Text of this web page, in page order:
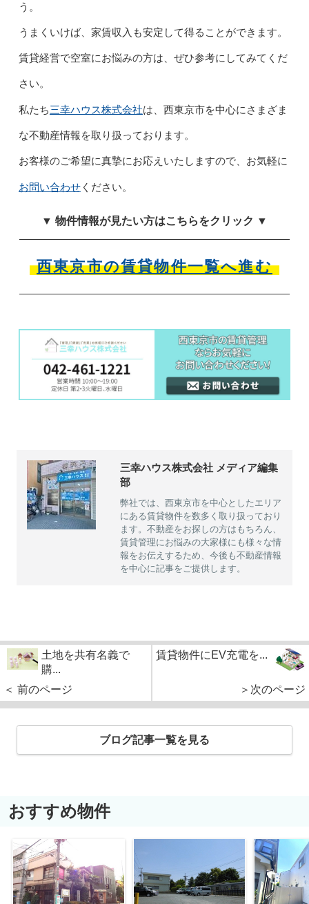
う。
うまくいけば、家賃収入も安定して得ることができます。
賃貸経営で空室にお悩みの方は、ぜひ参考にしてみてくだ
さい。
私たち三幸ハウス株式会社は、西東京市を中心にさまざま
な不動産情報を取り扱っております。
お客様のご希望に真摯にお応えいたしますので、お気軽に
お問い合わせください。
▼ 物件情報が見たい方はこちらをクリック ▼
西東京市の賃貸物件一覧へ進む
三幸ハウス株式会社 メディア編集
部
弊社では、西東京市を中心としたエリア
にある賃貸物件を数多く取り扱っており
ます。不動産をお探しの方はもちろん、
賃貸管理にお悩みの大家様にも様々な情
報をお伝えするため、今後も不動産情報
を中心に記事をご提供します。
土地を共有名義で
購...
＜ 前のページ
賃貸物件にEV充電を...
＞次のページ
ブログ記事一覧を見る
おすすめ物件